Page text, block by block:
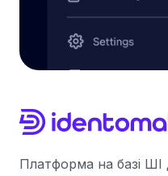
Платформа на базі ШІ